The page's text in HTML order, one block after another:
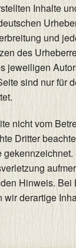
Inhalte
und
des
jeweiligen
sind nur für
nicht vom
Dritter
Hinweis. Bei
derartige